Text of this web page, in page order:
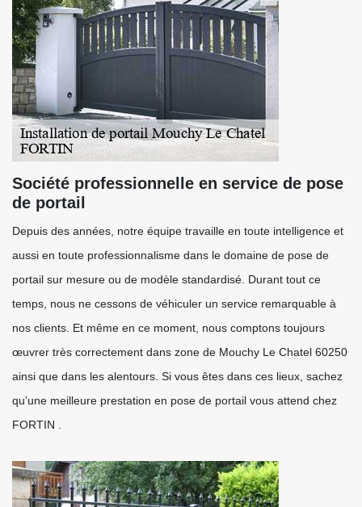
Société professionnelle en service de pose
de portail
Depuis des années, notre équipe travaille en toute intelligence et
aussi en toute professionnalisme dans le domaine de pose de
portail sur mesure ou de modèle standardisé. Durant tout ce
temps, nous ne cessons de véhiculer un service remarquable à
nos clients. Et même en ce moment, nous comptons toujours
œuvrer très correctement dans zone de Mouchy Le Chatel 60250
ainsi que dans les alentours. Si vous êtes dans ces lieux, sachez
qu’une meilleure prestation en pose de portail vous attend chez
FORTIN .